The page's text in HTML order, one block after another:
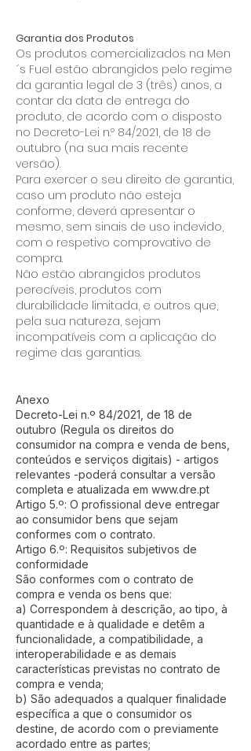
Garantia dos Produtos
Os produtos comercializados na Men
´s Fuel estão abrangidos pelo regime
da garantia legal de 3 (três) anos, a
contar da data de entrega do
produto, de acordo com o disposto
no Decreto-Lei n.º 84/2021, de 18 de
outubro (na sua mais recente
versão).
Para exercer o seu direito de garantia,
caso um produto não esteja
conforme, deverá apresentar o
mesmo, sem sinais de uso indevido,
com o respetivo comprovativo de
compra.
Não estão abrangidos produtos
perecíveis, produtos com
durabilidade limitada, e outros que,
pela sua natureza, sejam
incompatíveis com a aplicação do
regime das garantias.
Anexo
Decreto-Lei n.º 84/2021, de 18 de
outubro (Regula os direitos do
consumidor na compra e venda de bens,
conteúdos e serviços digitais) - artigos
relevantes -poderá consultar a versão
completa e atualizada em www.dre.pt
Artigo 5.º: O profissional deve entregar
ao consumidor bens que sejam
conformes com o contrato.
Artigo 6.º: Requisitos subjetivos de
conformidade
São conformes com o contrato de
compra e venda os bens que:
a) Correspondem à descrição, ao tipo, à
quantidade e à qualidade e detêm a
funcionalidade, a compatibilidade, a
interoperabilidade e as demais
características previstas no contrato de
compra e venda;
b) São adequados a qualquer finalidade
específica a que o consumidor os
destine, de acordo com o previamente
acordado entre as partes;